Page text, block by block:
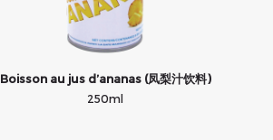
Boisson au jus d’ananas (凤梨汁饮料)
250ml